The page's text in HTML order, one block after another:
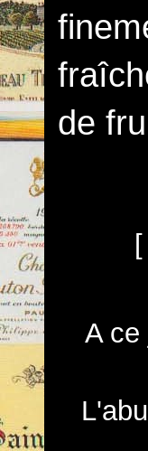
de
[
A ce